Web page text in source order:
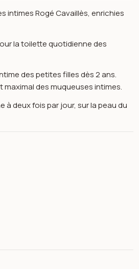
intimes Rogé Cavaillès, enrichies
la toilette quotidienne des
des petites filles dès 2 ans.
des muqueuses intimes.
à deux fois par jour, sur la peau du